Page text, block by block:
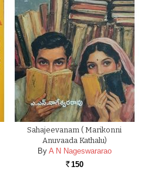
Sahajeevanam ( Marikonni
Anuvaada Kathalu)
By A N Nageswararao
Rs. 150